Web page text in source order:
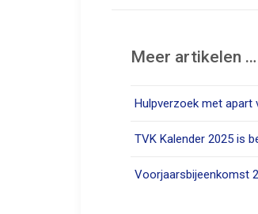
Meer artikelen …
Hulpverzoek met
TVK Kalender 2025 is
Voorjaarsbijeenkomst